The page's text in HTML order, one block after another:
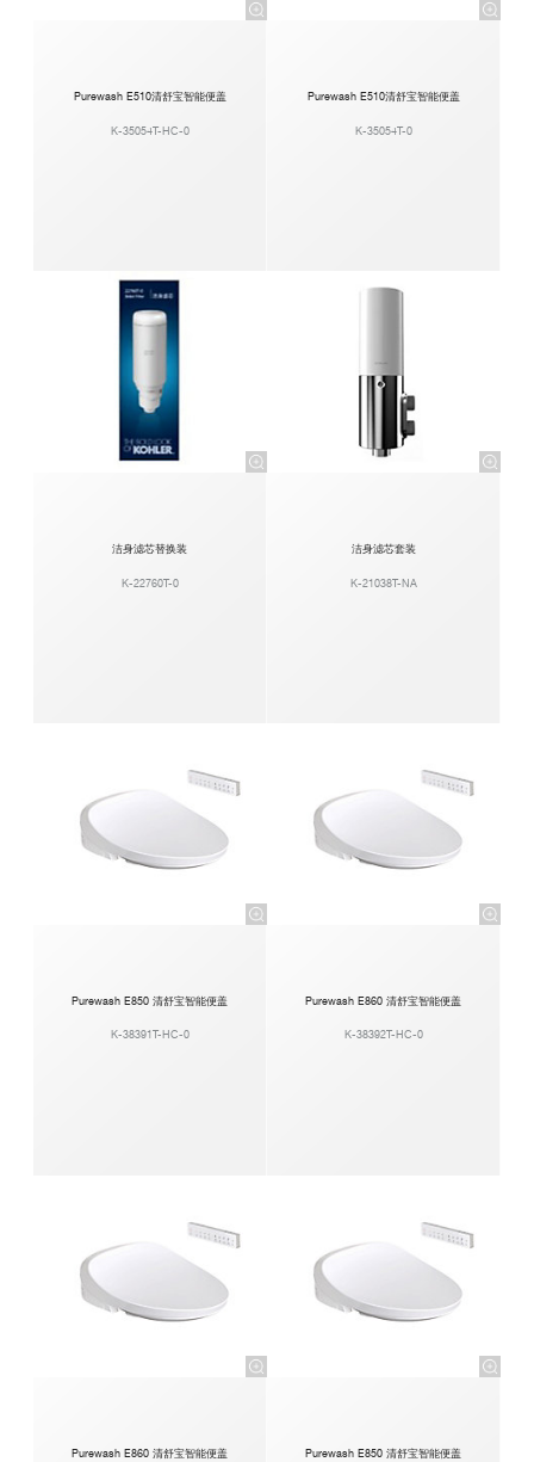
Purewash E510清舒宝智能便盖
K-35054T-HC-0
Purewash E510清舒宝智能便盖
K-35054T-0
洁身滤芯替换装
K-22760T-0
洁身滤芯套装
K-21038T-NA
Purewash E850 清舒宝智能便盖
K-38391T-HC-0
Purewash E860 清舒宝智能便盖
K-38392T-HC-0
Purewash E860 清舒宝智能便盖 Purewash E850 清舒宝智能便盖